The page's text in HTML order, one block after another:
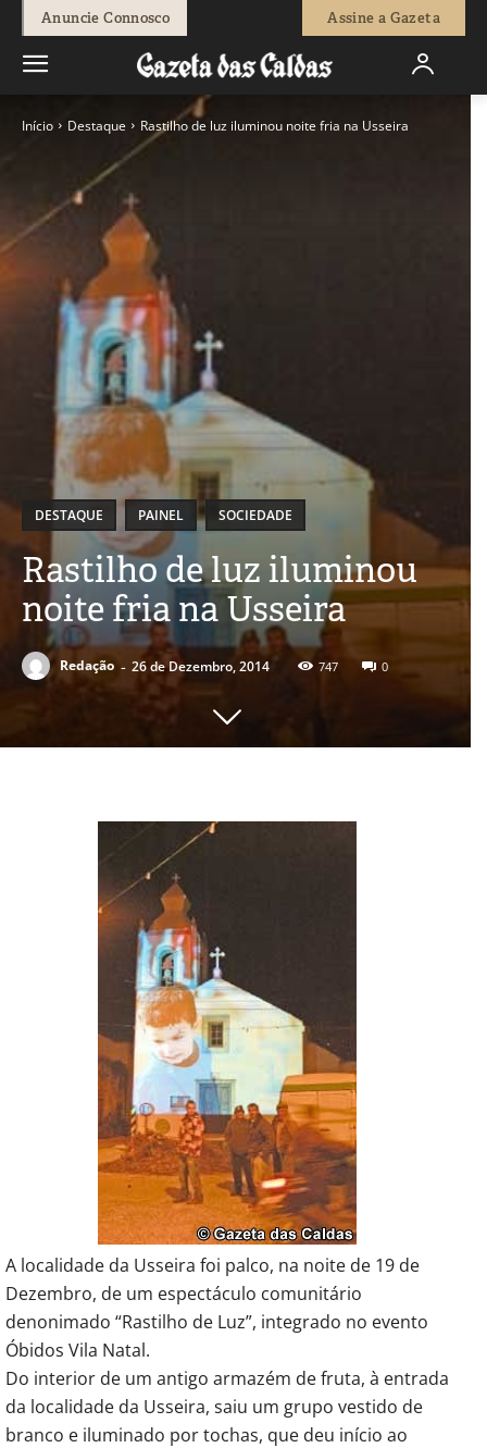
Anuncie Connosco Assine a Gazeta
Início Destaque Rastilho de luz iluminou noite fria na Usseira
DESTAQUE PAINEL SOCIEDADE
Rastilho de luz iluminou
noite fria na Usseira
Redação - 26 de Dezembro, 2014 747 0
A localidade da Usseira foi palco, na noite de 19 de
Dezembro, de um espectáculo comunitário
denonimado “Rastilho de Luz”, integrado no evento
Óbidos Vila Natal.
Do interior de um antigo armazém de fruta, à entrada
da localidade da Usseira, saiu um grupo vestido de
branco e iluminado por tochas, que deu início ao